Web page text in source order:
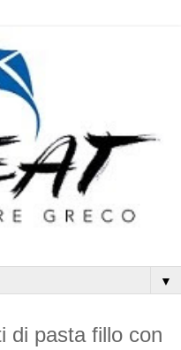
▼
di pasta fillo con